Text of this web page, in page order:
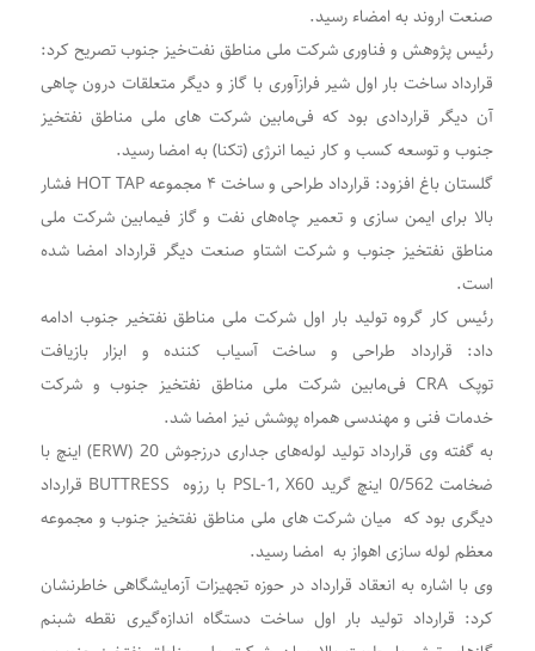
صنعت اروند به امضاء رسید.
رئیس پژوهش و فناوری شرکت ملی مناطق نفت‌خیز جنوب تصریح کرد:
قرارداد ساخت بار اول شیر فرازآوری با گاز و دیگر متعلقات درون چاهی
آن دیگر قراردادی بود که فی‌مابین شرکت های ملی مناطق نفتخیز
جنوب و توسعه کسب و کار نیما انرژی (تکنا) به امضا رسید.
گلستان باغ افزود: قرارداد طراحی و ساخت۴ مجموعهHOT TAP فشار
بالا برای ایمن سازی و تعمیر چاه‌های نفت و گاز فیمابین شرکت ملی
مناطق نفتخیز جنوب و شرکت اشتاو صنعت دیگر قرارداد امضا شده
است.
رئیس کار گروه تولید بار اول شرکت ملی مناطق نفتخیر جنوب ادامه
داد: قرارداد طراحی و ساخت آسیاب کننده و ابزار بازیافت
توپکCRA فی‌مابین شرکت ملی مناطق نفتخیز جنوب و شرکت
خدمات فنی و مهندسی همراه پوشش نیز امضا شد.
به گفته وی قرارداد تولید لوله‌های جداری درزجوش (ERW) 20 اینچ با
ضخامت 0/562 اینچ گرید
PSL-1, X60 با رزوهBUTTRESS قرارداد
دیگری بود که میان شرکت های ملی مناطق نفتخیز جنوب و مجموعه
معظم لوله سازی اهواز به امضا رسید.
وی با اشاره به انعقاد قرارداد در حوزه تجهیزات آزمایشگاهی خاطرنشان
کرد: قرارداد تولید بار اول ساخت دستگاه اندازه‌گیری نقطه شبنم